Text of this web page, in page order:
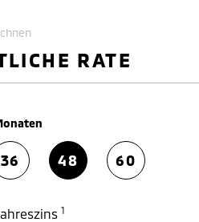
RATE
36 48 60
1